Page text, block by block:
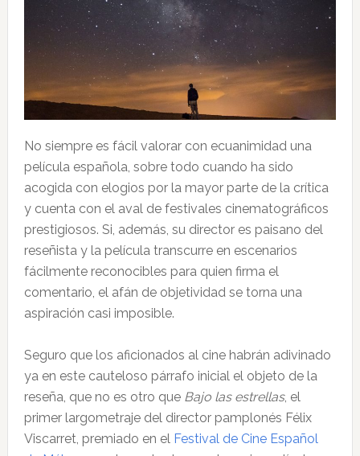
No siempre es fácil valorar con ecuanimidad una
película española, sobre todo cuando ha sido
acogida con elogios por la mayor parte de la crítica
y cuenta con el aval de festivales cinematográficos
prestigiosos. Si, además, su director es paisano del
reseñista y la película transcurre en escenarios
fácilmente reconocibles para quien firma el
comentario, el afán de objetividad se torna una
aspiración casi imposible.
Seguro que los aficionados al cine habrán adivinado
ya en este cauteloso párrafo inicial el objeto de la
reseña, que no es otro que Bajo las estrellas, el
primer largometraje del director pamplonés Félix
Viscarret, premiado en el Festival de Cine Español